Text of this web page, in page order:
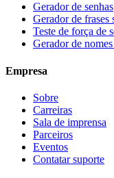
Gerador de senhas
Gerador de frases
Teste de força de
Gerador de
Empresa
Sobre
Carreiras
Sala de imprensa
Parceiros
Eventos
Contatar suporte